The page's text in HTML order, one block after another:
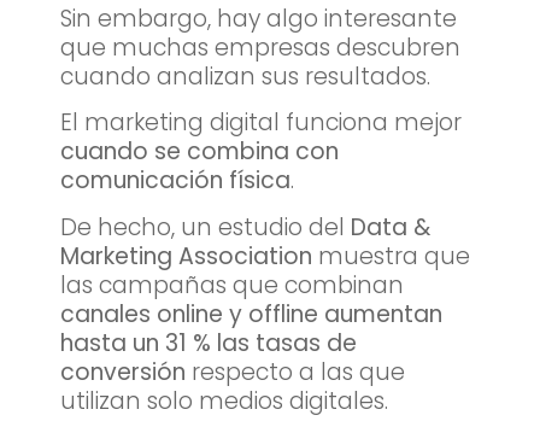
Sin embargo, hay algo interesante
que muchas empresas descubren
cuando analizan sus resultados.
El marketing digital funciona mejor
cuando se combina con
comunicación física.
De hecho, un estudio del Data &
Marketing Association muestra que
las campañas que combinan
canales online y offline aumentan
hasta un 31 % las tasas de
conversión respecto a las que
utilizan solo medios digitales.